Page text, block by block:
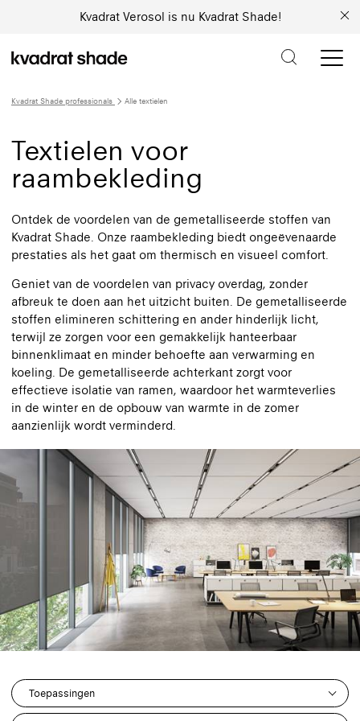
Kvadrat Verosol is nu Kvadrat Shade!
Kvadrat Shade professionals Alle textielen
Textielen voor
raambekleding
Ontdek de voordelen van de gemetalliseerde stoffen van
Kvadrat Shade. Onze raambekleding biedt ongeëvenaarde
prestaties als het gaat om thermisch en visueel comfort.
Geniet van de voordelen van privacy overdag, zonder
afbreuk te doen aan het uitzicht buiten. De gemetalliseerde
stoffen elimineren schittering en ander hinderlijk licht,
terwijl ze zorgen voor een gemakkelijk hanteerbaar
binnenklimaat en minder behoefte aan verwarming en
koeling. De gemetalliseerde achterkant zorgt voor
effectieve isolatie van ramen, waardoor het warmteverlies
in de winter en de opbouw van warmte in de zomer
aanzienlijk wordt verminderd.
Toepassingen